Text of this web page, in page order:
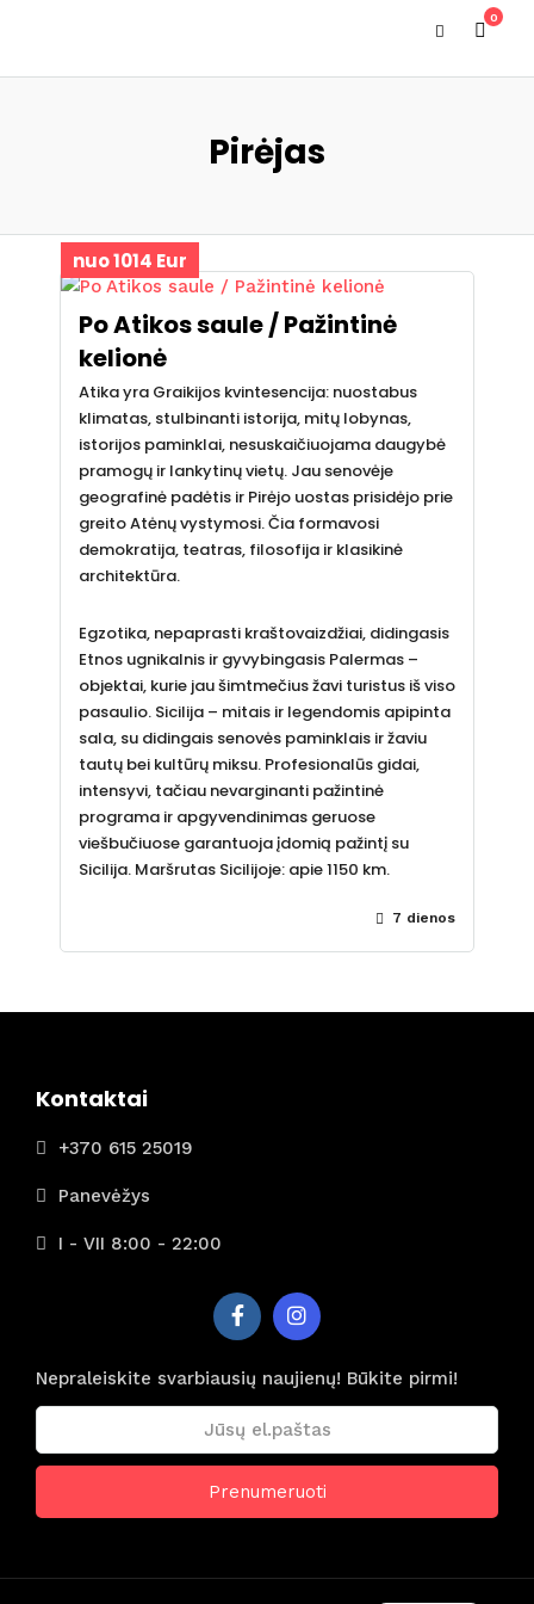
0
Pirėjas
nuo 1014 Eur
Po Atikos saule / Pažintinė
kelionė
Atika yra Graikijos kvintesencija: nuostabus
klimatas, stulbinanti istorija, mitų lobynas,
istorijos paminklai, nesuskaičiuojama daugybė
pramogų ir lankytinų vietų. Jau senovėje
geografinė padėtis ir Pirėjo uostas prisidėjo prie
greito Atėnų vystymosi. Čia formavosi
demokratija, teatras, filosofija ir klasikinė
architektūra.
Egzotika, nepaprasti kraštovaizdžiai, didingasis
Etnos ugnikalnis ir gyvybingasis Palermas –
objektai, kurie jau šimtmečius žavi turistus iš viso
pasaulio. Sicilija – mitais ir legendomis apipinta
sala, su didingais senovės paminklais ir žaviu
tautų bei kultūrų miksu. Profesionalūs gidai,
intensyvi, tačiau nevarginanti pažintinė
programa ir apgyvendinimas geruose
viešbučiuose garantuoja įdomią pažintį su
Sicilija. Maršrutas Sicilijoje: apie 1150 km.
7 dienos
Kontaktai
+370 615 25019
Panevėžys
I - VII 8:00 - 22:00
Nepraleiskite svarbiausių naujienų! Būkite pirmi!